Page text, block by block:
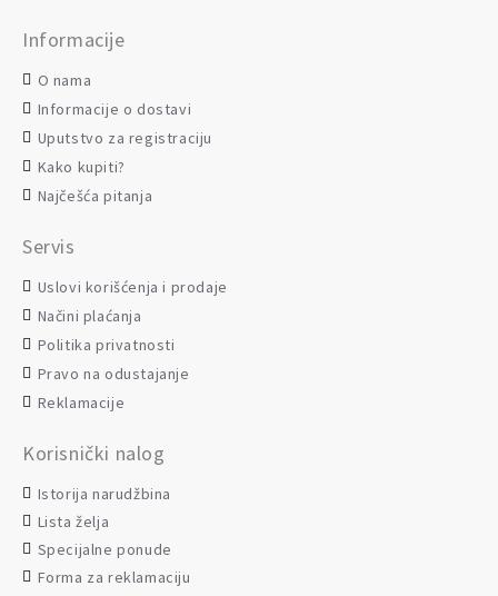
Informacije
O nama
Informacije o dostavi
Uputstvo za registraciju
Kako kupiti?
Najčešća pitanja
Servis
Uslovi korišćenja i prodaje
Načini plaćanja
Politika privatnosti
Pravo na odustajanje
Reklamacije
Korisnički nalog
Istorija narudžbina
Lista želja
Specijalne ponude
Forma za reklamaciju